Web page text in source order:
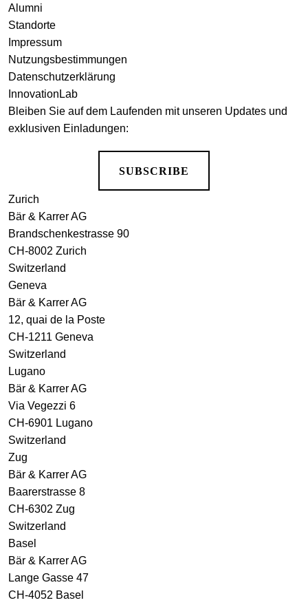
Alumni
Standorte
Impressum
Nutzungsbestimmungen
Datenschutzerklärung
InnovationLab
Bleiben Sie auf dem Laufenden mit unseren Updates und
exklusiven Einladungen:
SUBSCRIBE
Zurich
Bär & Karrer AG
Brandschenkestrasse 90
CH-8002 Zurich
Switzerland
Geneva
Bär & Karrer AG
12, quai de la Poste
CH-1211 Geneva
Switzerland
Lugano
Bär & Karrer AG
Via Vegezzi 6
CH-6901 Lugano
Switzerland
Zug
Bär & Karrer AG
Baarerstrasse 8
CH-6302 Zug
Switzerland
Basel
Bär & Karrer AG
Lange Gasse 47
CH-4052 Basel